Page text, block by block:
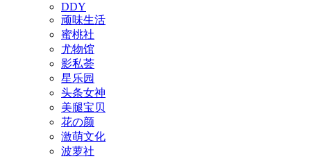
DDY
顽味生活
蜜桃社
尤物馆
影私荟
星乐园
头条女神
美腿宝贝
花の颜
激萌文化
波萝社